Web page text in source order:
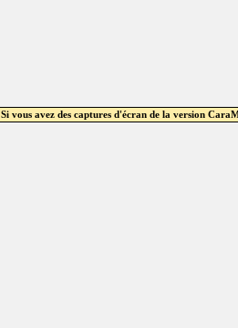
Si vous avez des captures d'écran de la version